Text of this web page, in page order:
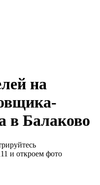
на
в Балаково
и откроем фото